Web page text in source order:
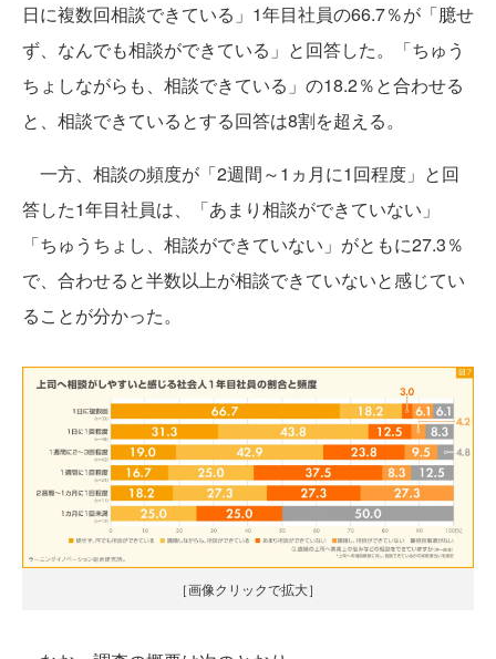
日に複数回相談できている」1年目社員の66.7％が「臆せ
ず、なんでも相談ができている」と回答した。「ちゅう
ちょしながらも、相談できている」の18.2％と合わせる
と、相談できているとする回答は8割を超える。
一方、相談の頻度が「2週間～1ヵ月に1回程度」と回
答した1年目社員は、「あまり相談ができていない」
「ちゅうちょし、相談ができていない」がともに27.3％
で、合わせると半数以上が相談できていないと感じてい
ることが分かった。
［画像クリックで拡大］